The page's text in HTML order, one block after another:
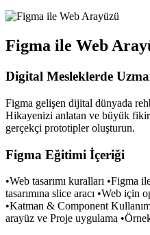
Figma ile Web
Digital Mesleklerde
Figma gelişen dijital dünyada
Hikayenizi anlatan ve büyük
gerçekçi prototipler oluşturun.
Figma Eğitimi İçeriği
•Web tasarımı kuralları •Figma
tasarımına slice aracı •Web için
•Katman & Component
arayüz ve Proje uygulama